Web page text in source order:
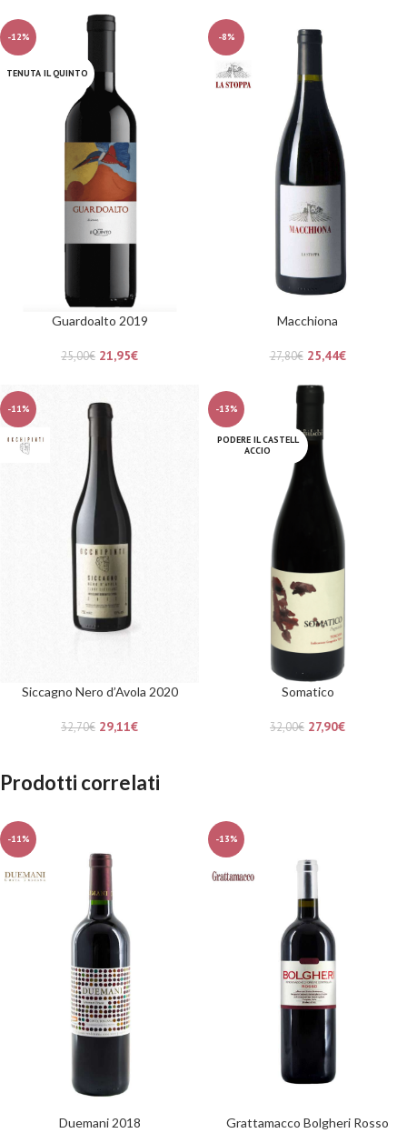
-12%
TENUTA IL QUINTO
Guardoalto 2019
25,00€ 21,95€
-8%
Macchiona
27,80€ 25,44€
-11%
Siccagno Nero d’Avola 2020
32,70€ 29,11€
-13%
PODERE IL CASTELL
ACCIO
Somatico
32,00€ 27,90€
Prodotti correlati
-11%
Duemani 2018
-13%
Grattamacco Bolgheri Rosso